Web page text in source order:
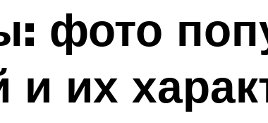
фото
их